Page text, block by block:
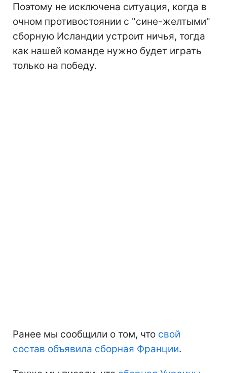
Поэтому не исключена ситуация, когда в
очном противостоянии с "сине-желтыми"
сборную Исландии устроит ничья, тогда
как нашей команде нужно будет играть
только на победу.
Ранее мы сообщили о том, что свой
состав объявила сборная Франции.